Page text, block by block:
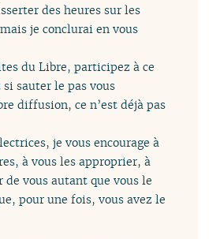
des heures sur les
je conclurai en vous
du Libre, participez à ce
sauter le pas vous
diffusion, ce n’est déjà pas
je vous encourage à
à vous les approprier, à
de vous autant que vous le
pour une fois, vous avez le